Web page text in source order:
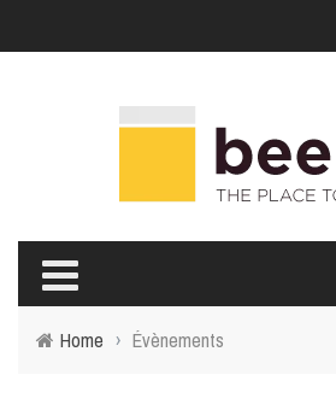
Home › Évènements